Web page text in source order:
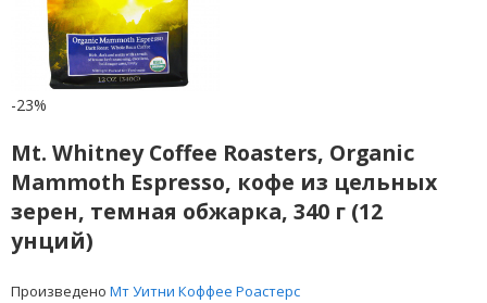
-23%
Mt. Whitney Coffee Roasters, Organic
Mammoth Espresso, кофе из цельных
зерен, темная обжарка, 340 г (12
унций)
Произведено Мт Уитни Коффее Роастерс